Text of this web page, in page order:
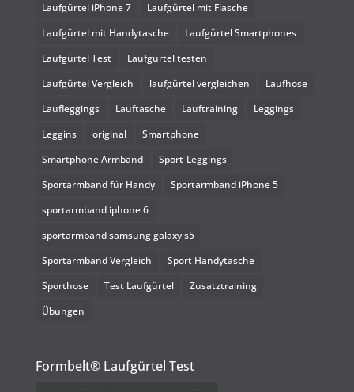
Laufgürtel iPhone 7
Laufgürtel mit Flasche
Laufgürtel mit Handytasche
Laufgürtel Smartphones
Laufgürtel Test
Laufgürtel testen
Laufgürtel Vergleich
laufgürtel vergleichen
Laufhose
Laufleggings
Lauftasche Lauftraining
Leggings
Leggins
original
Smartphone
Smartphone Armband
Sport-Leggings
Sportarmband für Handy
Sportarmband iPhone 5
sportarmband iphone 6
sportarmband samsung galaxy s5
Sportarmband Vergleich
Sport Handytasche
Sporthose
Test Laufgürtel
Zusatztraining
Übungen
Formbelt® Laufgürtel Test